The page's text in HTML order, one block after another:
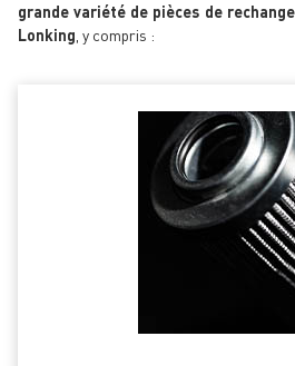
grande variété de pièces de
Lonking , y compris :